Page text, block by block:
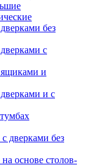
без
с
и
и с
дверками без
основе столов-